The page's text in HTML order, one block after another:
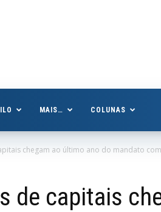
MAIS… COLUNAS
chegam ao último ano do mandato
de capitais